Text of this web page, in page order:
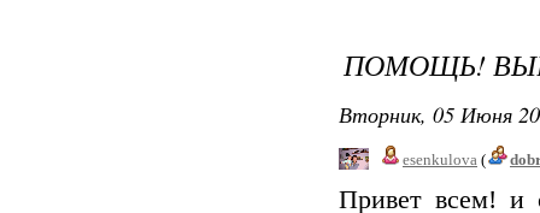
ПОМОЩЬ!
Вторник, 05 Июня
esenkulova (
Привет всем! и